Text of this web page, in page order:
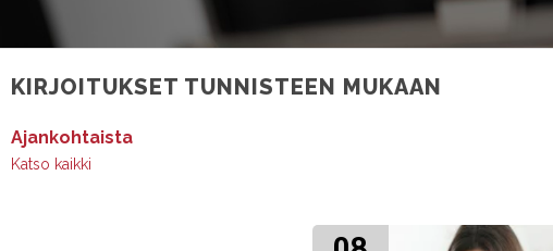
KIRJOITUKSET TUNNISTEEN MUKAAN
Ajankohtaista
Katso kaikki